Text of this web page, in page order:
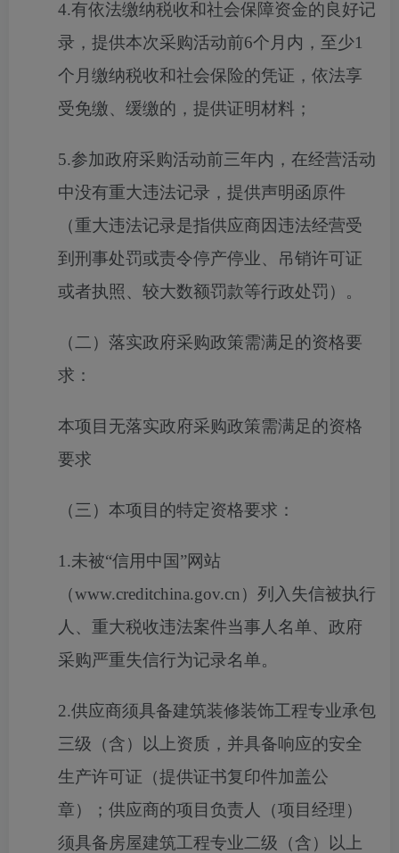
4.有依法缴纳税收和社会保障资金的良好记
录，提供本次采购活动前6个月内，至少1
个月缴纳税收和社会保险的凭证，依法享
受免缴、缓缴的，提供证明材料；
5.参加政府采购活动前三年内，在经营活动
中没有重大违法记录，提供声明函原件
（重大违法记录是指供应商因违法经营受
到刑事处罚或责令停产停业、吊销许可证
或者执照、较大数额罚款等行政处罚）。
（二）落实政府采购政策需满足的资格要
求：
本项目无落实政府采购政策需满足的资格
要求
（三）本项目的特定资格要求：
1.未被“信用中国”网站
（www.creditchina.gov.cn）列入失信被执行
人、重大税收违法案件当事人名单、政府
采购严重失信行为记录名单。
2.供应商须具备建筑装修装饰工程专业承包
三级（含）以上资质，并具备响应的安全
生产许可证（提供证书复印件加盖公
章）；供应商的项目负责人（项目经理）
须具备房屋建筑工程专业二级（含）以上